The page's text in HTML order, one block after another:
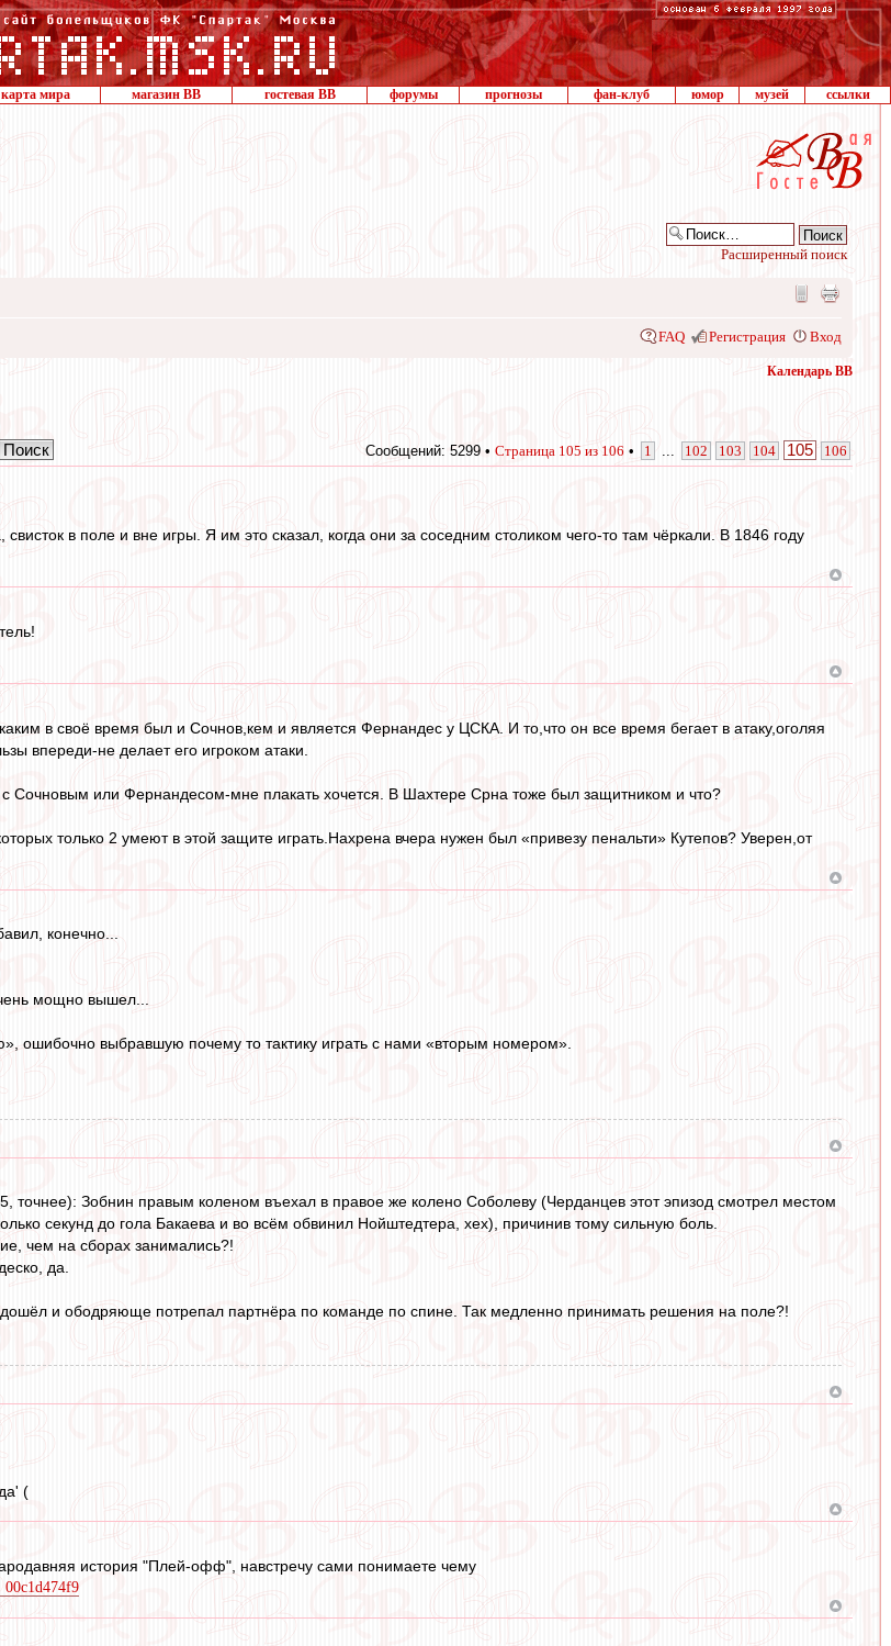
карта мира магазин ВВ гостевая ВВ форумы прогнозы фан-клуб юмор музей ссылки
Расширенный поиск
FAQ Регистрация Вход
Календарь ВВ
Сообщений: 5299 • Страница 105 из 106 • 1 102 103 104 105 106
в поле и вне игры. Я им это сказал, когда они за соседним столиком чего-то там чёркали. В 1846 году
в своё время был и Сочнов,кем и является Фернандес у ЦСКА. И то,что он все время бегает в атаку,оголяя
впереди-не делает его игроком атаки.
с Сочновым или Фернандесом-мне плакать хочется. В Шахтере Срна тоже был защитником и что?
только 2 умеют в этой защите играть.Нахрена вчера нужен был «привезу пенальти» Кутепов? Уверен,от
конечно...
мощно вышел...
ошибочно выбравшую почему то тактику играть с нами «вторым номером».
точнее): Зобнин правым коленом въехал в правое же колено Соболеву (Черданцев этот эпизод смотрел местом
секунд до гола Бакаева и во всём обвинил Нойштедтера, хех), причинив тому сильную боль.
чем на сборах занимались?!
да.
и ободряюще потрепал партнёра по команде по спине. Так медленно принимать решения на поле?!
(
история "Плей-офф", навстречу сами понимаете чему
00c1d474f9